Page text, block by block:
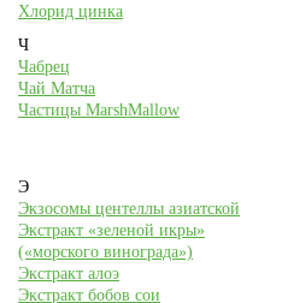
Хлорид цинка
Ч
Чабрец
Чай Матча
Частицы MarshMallow
Э
Экзосомы центеллы азиатской
Экстракт «зеленой икры»
(«морского винограда»)
Экстракт алоэ
Экстракт бобов сои